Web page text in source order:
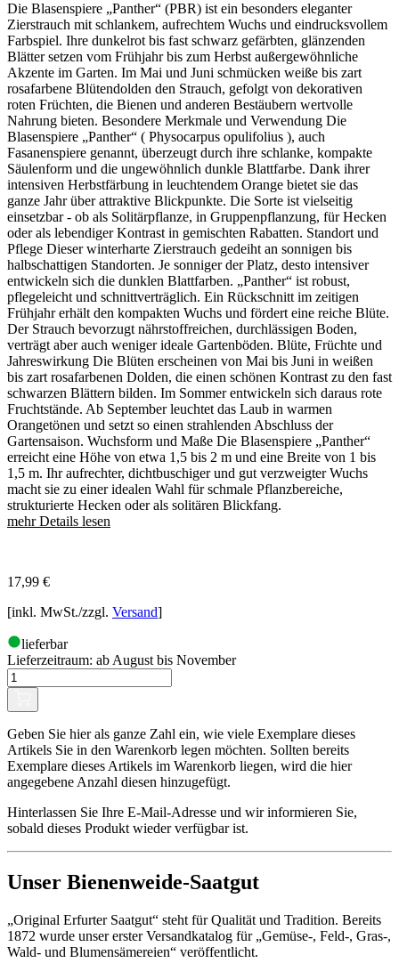
Die Blasenspiere „Panther“ (PBR) ist ein besonders eleganter
Zierstrauch mit schlankem, aufrechtem Wuchs und eindrucksvollem
Farbspiel. Ihre dunkelrot bis fast schwarz gefärbten, glänzenden
Blätter setzen vom Frühjahr bis zum Herbst außergewöhnliche
Akzente im Garten. Im Mai und Juni schmücken weiße bis zart
rosafarbene Blütendolden den Strauch, gefolgt von dekorativen
roten Früchten, die Bienen und anderen Bestäubern wertvolle
Nahrung bieten. Besondere Merkmale und Verwendung Die
Blasenspiere „Panther“ ( Physocarpus opulifolius ), auch
Fasanenspiere genannt, überzeugt durch ihre schlanke, kompakte
Säulenform und die ungewöhnlich dunkle Blattfarbe. Dank ihrer
intensiven Herbstfärbung in leuchtendem Orange bietet sie das
ganze Jahr über attraktive Blickpunkte. Die Sorte ist vielseitig
einsetzbar - ob als Solitärpflanze, in Gruppenpflanzung, für Hecken
oder als lebendiger Kontrast in gemischten Rabatten. Standort und
Pflege Dieser winterharte Zierstrauch gedeiht an sonnigen bis
halbschattigen Standorten. Je sonniger der Platz, desto intensiver
entwickeln sich die dunklen Blattfarben. „Panther“ ist robust,
pflegeleicht und schnittverträglich. Ein Rückschnitt im zeitigen
Frühjahr erhält den kompakten Wuchs und fördert eine reiche Blüte.
Der Strauch bevorzugt nährstoffreichen, durchlässigen Boden,
verträgt aber auch weniger ideale Gartenböden. Blüte, Früchte und
Jahreswirkung Die Blüten erscheinen von Mai bis Juni in weißen
bis zart rosafarbenen Dolden, die einen schönen Kontrast zu den fast
schwarzen Blättern bilden. Im Sommer entwickeln sich daraus rote
Fruchtstände. Ab September leuchtet das Laub in warmen
Orangetönen und setzt so einen strahlenden Abschluss der
Gartensaison. Wuchsform und Maße Die Blasenspiere „Panther“
erreicht eine Höhe von etwa 1,5 bis 2 m und eine Breite von 1 bis
1,5 m. Ihr aufrechter, dichtbuschiger und gut verzweigter Wuchs
macht sie zu einer idealen Wahl für schmale Pflanzbereiche,
strukturierte Hecken oder als solitären Blickfang.
mehr Details lesen
17,99 €
[inkl. MwSt./zzgl. Versand]
lieferbar
Lieferzeitraum: ab August bis November
Geben Sie hier als ganze Zahl ein, wie viele Exemplare dieses
Artikels Sie in den Warenkorb legen möchten. Sollten bereits
Exemplare dieses Artikels im Warenkorb liegen, wird die hier
angegebene Anzahl diesen hinzugefügt.
Hinterlassen Sie Ihre E-Mail-Adresse und wir informieren Sie,
sobald dieses Produkt wieder verfügbar ist.
Unser Bienenweide-Saatgut
„Original Erfurter Saatgut“ steht für Qualität und Tradition. Bereits
1872 wurde unser erster Versandkatalog für „Gemüse-, Feld-, Gras-,
Wald- und Blumensämereien“ veröffentlicht.